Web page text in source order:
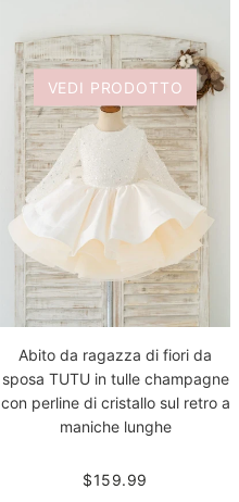
VEDI PRODOTTO
Abito da ragazza di fiori da
sposa TUTU in tulle champagne
con perline di cristallo sul retro a
maniche lunghe
$159.99